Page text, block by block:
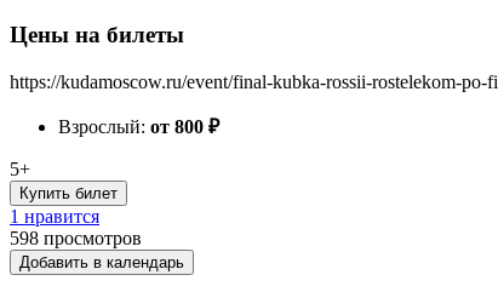
Цены на билеты
https://kudamoscow.ru/event/final-kubka-rossii-rostelekom-
Взрослый: от 800 ₽
5+
Купить билет
1 нравится
598 просмотров
Добавить в календарь